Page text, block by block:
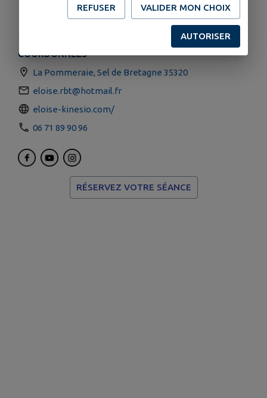
COORDONNÉES
La Pommeraie, Sel de Bretagne 35320
eloise.rbt@hotmail.fr
eloise-kinesio.com/
06 71 89 90 96
RÉSERVEZ VOTRE SÉANCE
REFUSER VALIDER MON CHOIX
AUTORISER